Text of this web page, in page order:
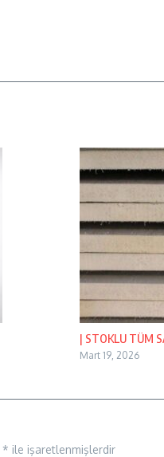
| STOKLU TÜM
Mart 19, 2026
* ile işaretlenmişlerdir